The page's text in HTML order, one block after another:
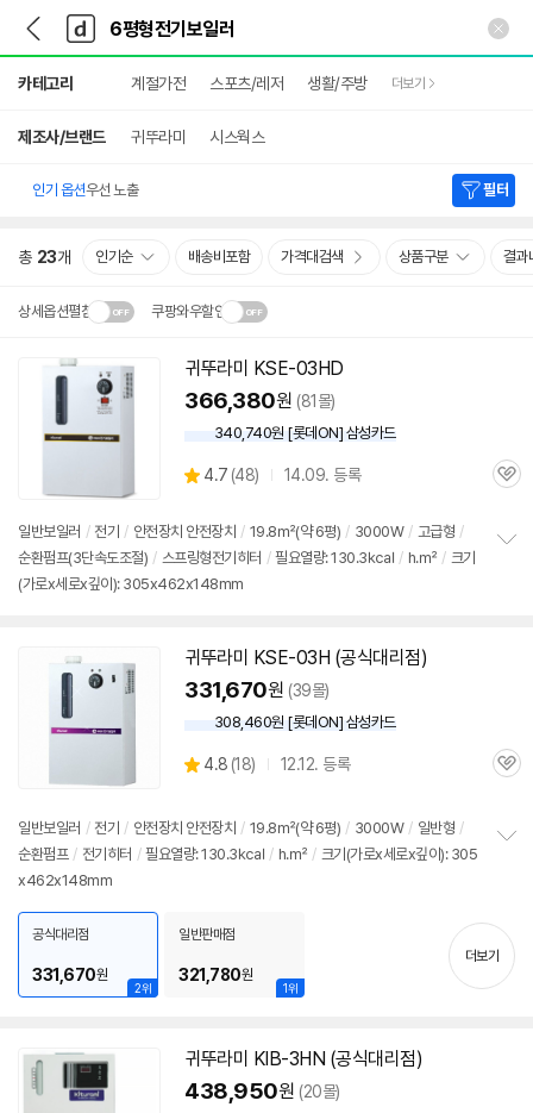
다
나
와
가
기
다
와
메
인
카테고리 계절가전 스포츠/레저 생활/주방 더보기
제조사/브랜드 귀뚜라미 시스웍스
인기 옵션우선 노출 필터
총 23개 인기순 배송비포함 가격대검색 상품구분 결과
상세옵션펼침 쿠팡와우할인
설치 환경·지역에 따라
배송·설치비가 달라집니다.
기
귀뚜라미 KSE-03HD
366,380원 (81몰)
340,740원 [롯데ON] 삼성카드
별
4.7 (상
리
뷰
48) 14.09. 등록
관
일반보일러 / 전기 / 안전장치 안전장치 / 19.8㎡(약 6평) / 3000W / 고급형 /
순환펌프(3단속도조절) / 스프링형전기히터 / 필요열량: 130.3㎉ / h.㎡ / 크기
(가로x세로x깊이): 305x462x148mm
귀뚜라미 KSE-03H (공식대리점)
331,670원 (39몰)
308,460원 [롯데ON] 삼성카드
별
4.8 (상
18) 12.12. 등록
관
일반보일러 / 전기 / 안전장치 안전장치 / 19.8㎡(약 6평) / 3000W / 일반형 /
순환펌프 / 전기히터 / 필요열량: 130.3㎉ / h.㎡ / 크기(가로x세로x깊이): 305
x462x148mm
기
2위
공식대리점
331,670원
1위
일반판매점
321,780원
더보기
귀뚜라미 KIB-3HN (공식대리점)
438,950원 (20몰)